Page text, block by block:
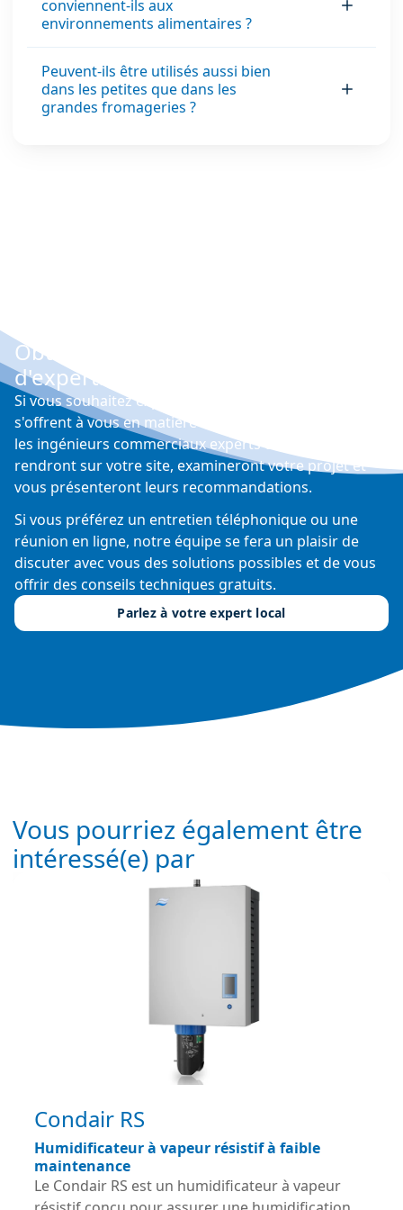
conviennent-ils aux
environnements alimentaires ?
Peuvent-ils être utilisés aussi bien
dans les petites que dans les
grandes fromageries ?
Obtenez gratuitement les conseils
d'experts
Si vous souhaitez explorer les différentes options qui
s'offrent à vous en matière de contrôle de l'humidité,
les ingénieurs commerciaux experts de Condair se
rendront sur votre site, examineront votre projet et
vous présenteront leurs recommandations.
Si vous préférez un entretien téléphonique ou une
réunion en ligne, notre équipe se fera un plaisir de
discuter avec vous des solutions possibles et de vous
offrir des conseils techniques gratuits.
Parlez à votre expert local
Vous pourriez également être
intéressé(e) par
Condair RS
Humidificateur à vapeur résistif à faible
maintenance
Le Condair RS est un humidificateur à vapeur